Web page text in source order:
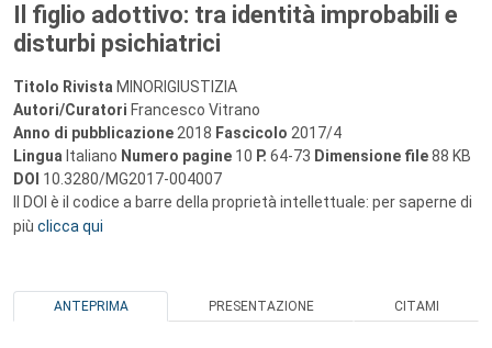
Il figlio adottivo: tra identità improbabili e
disturbi psichiatrici
Titolo Rivista MINORIGIUSTIZIA
Autori/Curatori Francesco Vitrano
Anno di pubblicazione 2018 Fascicolo 2017/4
Lingua Italiano Numero pagine 10 P. 64-73 Dimensione file88 KB
DOI 10.3280/MG2017-004007
Il DOI è il codice a barre della proprietà intellettuale: per saperne di
più clicca qui
ANTEPRIMA PRESENTAZIONE CITAMI